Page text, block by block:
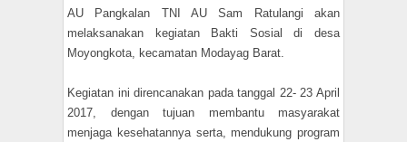
AU Pangkalan TNI AU Sam Ratulangi akan
melaksanakan kegiatan Bakti Sosial di desa
Moyongkota, kecamatan Modayag Barat.
Kegiatan ini direncanakan pada tanggal 22- 23 April
2017, dengan tujuan membantu masyarakat
menjaga kesehatannya serta, mendukung program